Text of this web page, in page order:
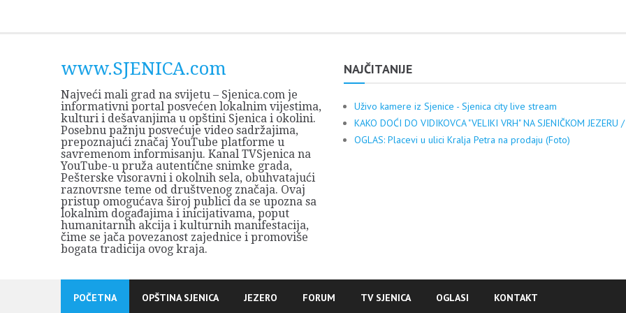
www.SJENICA.com
Najveći mali grad na svijetu – Sjenica.com je
informativni portal posvećen lokalnim vijestima,
kulturi i dešavanjima u opštini Sjenica i okolini.
Posebnu pažnju posvećuje video sadržajima,
prepoznajući značaj YouTube platforme u
savremenom informisanju. Kanal TVSjenica na
YouTube-u pruža autentične snimke grada,
Pešterske visoravni i okolnih sela, obuhvatajući
raznovrsne teme od društvenog značaja. Ovaj
pristup omogućava široj publici da se upozna sa
lokalnim događajima i inicijativama, poput
humanitarnih akcija i kulturnih manifestacija,
čime se jača povezanost zajednice i promoviše
bogata tradicija ovog kraja.
NAJČITANIJE
Uživo kamere iz Sjenice - Sjenica city live stream
KAKO DOĆI DO VIDIKOVCA "VELIKI VRH" NA SJENIČKOM
OGLAS: Placevi u ulici Kralja Petra na prodaju (Foto)
POČETNA OPŠTINA SJENICA JEZERO FORUM TV SJENICA OGLASI KONTAKT